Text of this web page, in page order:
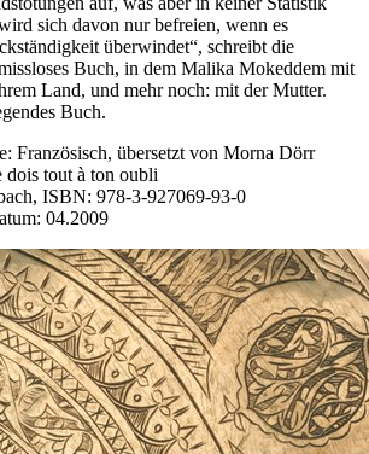
sich davon nur befreien, wenn es
überwindet“, schreibt die
Buch, in dem Malika Mokeddem mit
Land, und mehr noch: mit der Mutter.
Buch.
Französisch, übersetzt von Morna Dörr
dois tout à ton oubli
ISBN: 978-3-927069-93-0
04.2009